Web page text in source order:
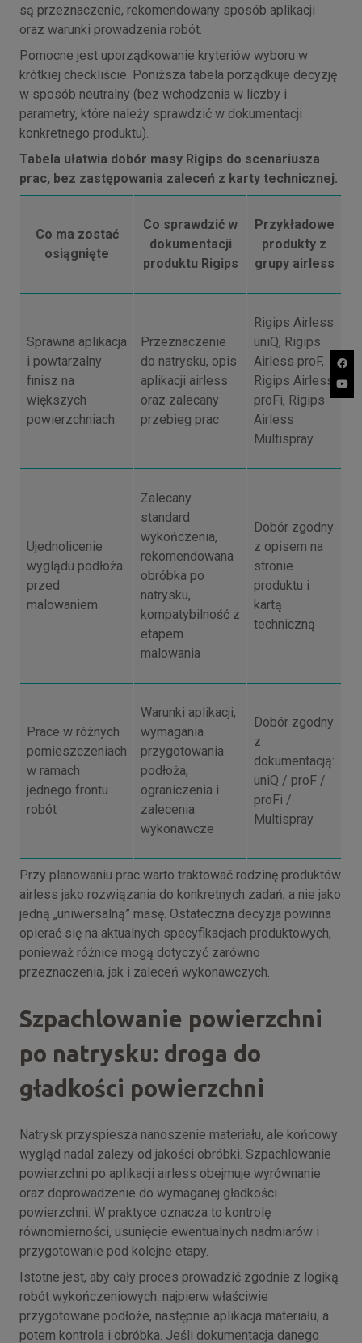
są przeznaczenie, rekomendowany sposób aplikacji
oraz warunki prowadzenia robót.
Pomocne jest uporządkowanie kryteriów wyboru w
krótkiej checkliście. Poniższa tabela porządkuje decyzję
w sposób neutralny (bez wchodzenia w liczby i
parametry, które należy sprawdzić w dokumentacji
konkretnego produktu).
Tabela ułatwia dobór masy Rigips do scenariusza
prac, bez zastępowania zaleceń z karty technicznej.
Co ma zostać
osiągnięte
Co sprawdzić w
dokumentacji
produktu Rigips
Przykładowe
produkty z
grupy airless
Sprawna aplikacja
i powtarzalny
finisz na
większych
powierzchniach
Przeznaczenie
do natrysku, opis
aplikacji airless
oraz zalecany
przebieg prac
Rigips Airless
uniQ, Rigips
Airless proF,
Rigips Airless
proFi, Rigips
Airless
Multispray
Ujednolicenie
wyglądu podłoża
przed
malowaniem
Zalecany
standard
wykończenia,
rekomendowana
obróbka po
natrysku,
kompatybilność z
etapem
malowania
Dobór zgodny
z opisem na
stronie
produktu i
kartą
techniczną
Prace w różnych
pomieszczeniach
w ramach
jednego frontu
robót
Warunki aplikacji,
wymagania
przygotowania
podłoża,
ograniczenia i
zalecenia
wykonawcze
Dobór zgodny
z
dokumentacją:
uniQ / proF /
proFi /
Multispray
Przy planowaniu prac warto traktować rodzinę produktów
airless jako rozwiązania do konkretnych zadań, a nie jako
jedną „uniwersalną” masę. Ostateczna decyzja powinna
opierać się na aktualnych specyfikacjach produktowych,
ponieważ różnice mogą dotyczyć zarówno
przeznaczenia, jak i zaleceń wykonawczych.
Szpachlowanie powierzchni
po natrysku: droga do
gładkości powierzchni
Natrysk przyspiesza nanoszenie materiału, ale końcowy
wygląd nadal zależy od jakości obróbki. Szpachlowanie
powierzchni po aplikacji airless obejmuje wyrównanie
oraz doprowadzenie do wymaganej gładkości
powierzchni. W praktyce oznacza to kontrolę
równomierności, usunięcie ewentualnych nadmiarów i
przygotowanie pod kolejne etapy.
Istotne jest, aby cały proces prowadzić zgodnie z logiką
robót wykończeniowych: najpierw właściwie
przygotowane podłoże, następnie aplikacja materiału, a
potem kontrola i obróbka. Jeśli dokumentacja danego